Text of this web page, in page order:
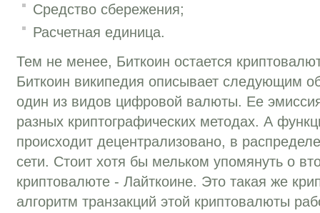
Средство сбережения;
Расчетная единица.
Тем не менее, Биткоин остается
Биткоин википедия описывает следующим
один из видов цифровой валюты. Ее
разных криптографических методах. А
происходит децентрализовано, в
сети. Стоит хотя бы мельком упомянуть о
криптовалюте - Лайткоине. Это такая же
алгоритм транзакций этой криптовалюты